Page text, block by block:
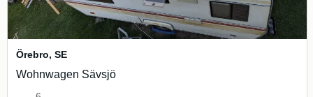
Örebro, SE
Wohnwagen Sävsjö